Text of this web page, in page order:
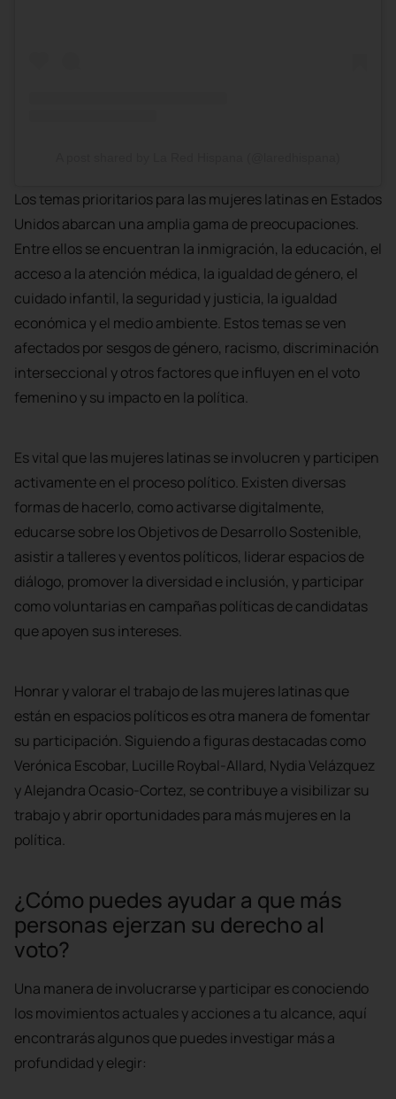
Los temas prioritarios para las mujeres latinas en Estados
Unidos abarcan una amplia gama de preocupaciones.
Entre ellos se encuentran la inmigración, la educación, el
acceso a la atención médica, la igualdad de género, el
cuidado infantil, la seguridad y justicia, la igualdad
económica y el medio ambiente. Estos temas se ven
afectados por sesgos de género, racismo, discriminación
interseccional y otros factores que influyen en el voto
femenino y su impacto en la política.
Es vital que las mujeres latinas se involucren y participen
activamente en el proceso político. Existen diversas
formas de hacerlo, como activarse digitalmente,
educarse sobre los Objetivos de Desarrollo Sostenible,
asistir a talleres y eventos políticos, liderar espacios de
diálogo, promover la diversidad e inclusión, y participar
como voluntarias en campañas políticas de candidatas
que apoyen sus intereses.
Honrar y valorar el trabajo de las mujeres latinas que
están en espacios políticos es otra manera de fomentar
su participación. Siguiendo a figuras destacadas como
Verónica Escobar, Lucille Roybal-Allard, Nydia Velázquez
y Alejandra Ocasio-Cortez, se contribuye a visibilizar su
trabajo y abrir oportunidades para más mujeres en la
política.
¿Cómo puedes ayudar a que más
personas ejerzan su derecho al
voto?
Una manera de involucrarse y participar es conociendo
los movimientos actuales y acciones a tu alcance, aquí
encontrarás algunos que puedes investigar más a
profundidad y elegir: